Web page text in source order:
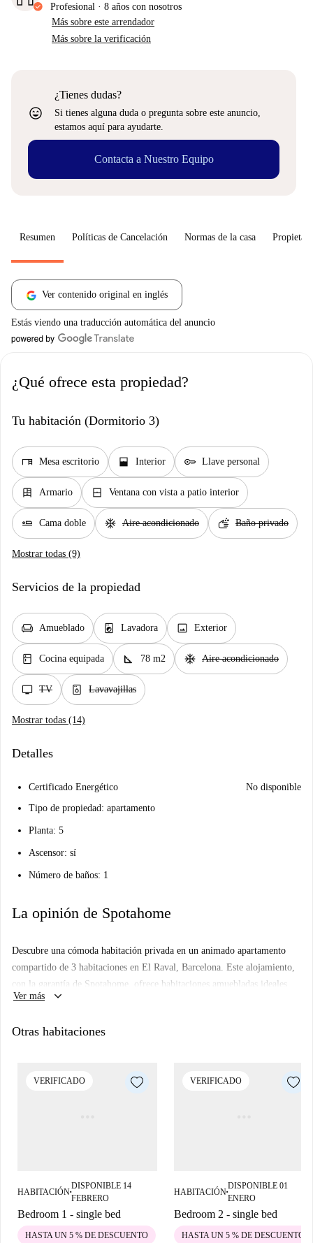
Profesional · 8 años con nosotros
Más sobre este arrendador
Más sobre la verificación
sentiment_very_satisfied
¿Tienes dudas?
Si tienes alguna duda o pregunta sobre este anuncio,
estamos aquí para ayudarte.
Contacta a Nuestro Equipo
Resumen Políticas de Cancelación Normas de la casa
Ver contenido original en inglés
Estás viendo una traducción automática del anuncio
¿Qué ofrece esta propiedad?
Tu habitación (Dormitorio 3)
desk Mesa escritorio window_open Interior key Llave personal
dresser Armario window_closed Ventana con vista a patio interior
airline_seat_flat Cama doble ac_unit Aire acondicionado soap Baño privado
Mostrar todas (9)
Servicios de la propiedad
chair Amueblado local_laundry_service Lavadora image Exterior
kitchen Cocina equipada square_foot 78 m2 ac_unit Aire acondicionado
tv TV dishwasher_gen Lavavajillas
Mostrar todas (14)
Detalles
Certificado Energético
No disponible
Tipo de propiedad: apartamento
Planta: 5
Ascensor: sí
Número de baños: 1
La opinión de Spotahome
Descubre una cómoda habitación privada en un animado apartamento
compartido de 3 habitaciones en El Raval, Barcelona. Este alojamiento,
con la garantía de Spotahome, ofrece habitaciones amuebladas ideales
para profesionales y estudiantes. No se admiten parejas y se realizan
alojamiento incluye WiFi y una cocina equipada para tu comodidad.
Ubicado en el vibrante barrio de El Raval, el apartamento está rodeado
de lugares emblemáticos como el Muro de Graffiti y el Mercado de Las
Ver más keyboard_arrow_down
Otras habitaciones
VERIFICADO
HABITACIÓN■
DISPONIBLE 14
FEBRERO
Bedroom 1 - single bed
HASTA UN 5 % DE DESCUENTO
VERIFICADO
HABITACIÓN■
DISPONIBLE 01
ENERO
Bedroom 2 - single bed
HASTA UN 5 % DE DESCUENTO